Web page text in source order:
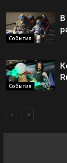
События
События